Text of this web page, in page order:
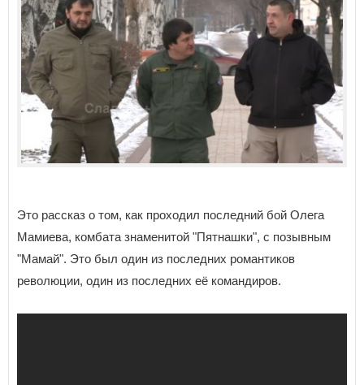
Это рассказ о том, как проходил последний бой Олега
Мамиева, комбата знаменитой "Пятнашки", с позывным
"Мамай". Это был один из последних романтиков
революции, один из последних её командиров.